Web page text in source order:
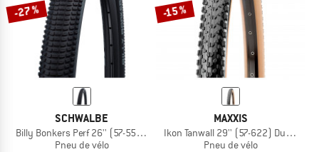
-27 %
SCHWALBE
Billy Bonkers Perf 26'' (57-559) Folding
Pneu de vélo
-15 %
MAXXIS
Ikon Tanwall 29'' (57-622) Dual EXO
Pneu de vélo